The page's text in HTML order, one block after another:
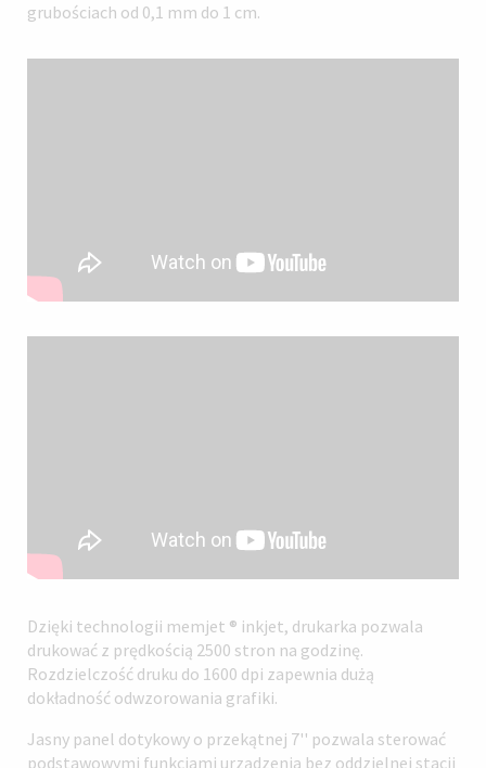
grubościach od 0,1 mm do 1 cm.
Dzięki technologii memjet ® inkjet, drukarka pozwala
drukować z prędkością 2500 stron na godzinę.
Rozdzielczość druku do 1600 dpi zapewnia dużą
dokładność odwzorowania grafiki.
Jasny panel dotykowy o przekątnej 7'' pozwala sterować
podstawowymi funkcjami urządzenia bez oddzielnej stacji